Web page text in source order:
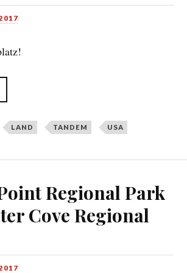
LAND TANDEM USA
Regional Park
Cove Regional